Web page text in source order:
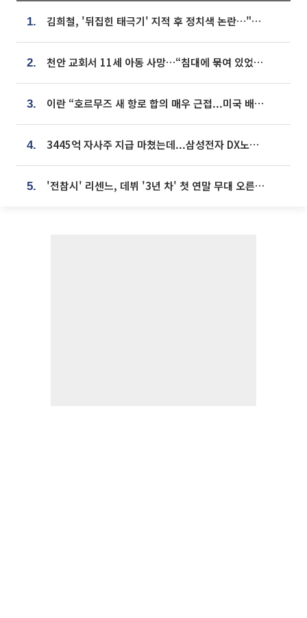
1. 김희철, '뒤집힌 태극기' 지적 후 정치색 논란…"좌우 떠나 우리나라 국기"
2. 천안 교회서 11세 아동 사망…“침대에 묶여 있었다” 진술 확보
3. 이란 “호르무즈 새 항로 합의 매우 근접...미국 배상 먼저”
4. 3445억 자사주 지급 마쳤는데...삼성전자 DX노조, 뒤늦은 '떼쓰기 집회'
5. '전참시' 리센느, 데뷔 '3년 차' 첫 연말 무대 오른다⋯"그동안 섭외 안 와"